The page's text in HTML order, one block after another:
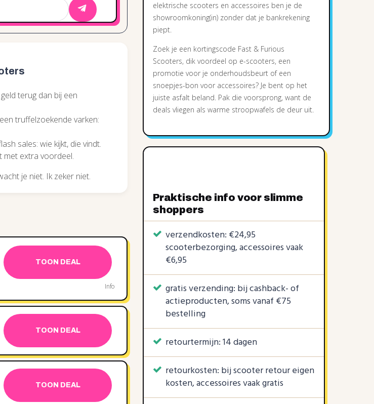
terug dan bij een
truffelzoekende varken:
sales: wie kijkt, die vindt.
met extra voordeel.
je niet. Ik zeker niet.
TOON DEAL
Info
TOON DEAL
TOON DEAL
elektrische scooters en accessoires ben je de
showroomkoning(in) zonder dat je bankrekening
piept.
Zoek je een kortingscode Fast & Furious
Scooters, dik voordeel op e-scooters, een
promotie voor je onderhoudsbeurt of een
snoepjes-bon voor accessoires? Je bent op het
juiste asfalt beland. Pak die voorsprong, want de
deals vliegen als warme stroopwafels de deur uit.
Praktische info voor slimme
shoppers
verzendkosten: €24,95
scooterbezorging, accessoires vaak
€6,95
gratis verzending: bij cashback- of
actieproducten, soms vanaf €75
bestelling
retourtermijn: 14 dagen
retourkosten: bij scooter retour eigen
kosten, accessoires vaak gratis